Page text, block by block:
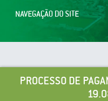
NAVEGAÇÃO DO SITE
PROCESSO DE